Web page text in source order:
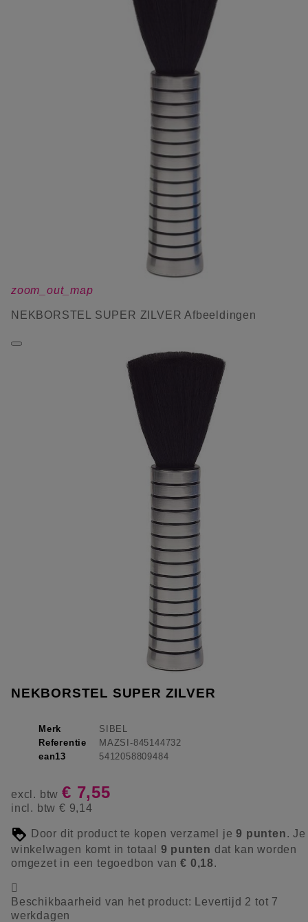
zoom_out_map
NEKBORSTEL SUPER ZILVER Afbeeldingen
NEKBORSTEL SUPER ZILVER
Merk
SIBEL
Referentie
MAZSI-845144732
ean13
5412058809484
excl. btw € 7,55
incl. btw € 9,14
Door dit product te kopen verzamel je9 punten. Je
winkelwagen komt in totaal 9 punten dat kan worden
omgezet in een tegoedbon van€ 0,18.

Beschikbaarheid van het product:
Levertijd 2 tot 7
werkdagen